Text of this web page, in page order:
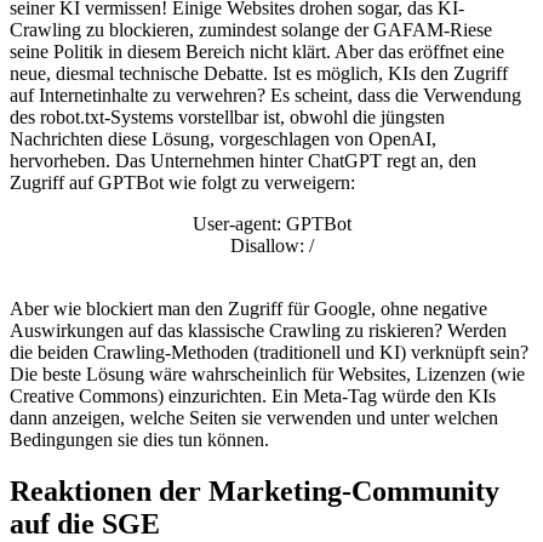
seiner KI vermissen! Einige Websites drohen sogar, das KI-
Crawling zu blockieren, zumindest solange der GAFAM-Riese
seine Politik in diesem Bereich nicht klärt. Aber das eröffnet eine
neue, diesmal technische Debatte. Ist es möglich, KIs den Zugriff
auf Internetinhalte zu verwehren? Es scheint, dass die Verwendung
des robot.txt-Systems vorstellbar ist, obwohl die jüngsten
Nachrichten diese Lösung, vorgeschlagen von OpenAI,
hervorheben. Das Unternehmen hinter ChatGPT regt an, den
Zugriff auf GPTBot wie folgt zu verweigern:
User-agent: GPTBot
Disallow: /
Aber wie blockiert man den Zugriff für Google, ohne negative
Auswirkungen auf das klassische Crawling zu riskieren? Werden
die beiden Crawling-Methoden (traditionell und KI) verknüpft sein?
Die beste Lösung wäre wahrscheinlich für Websites, Lizenzen (wie
Creative Commons) einzurichten. Ein Meta-Tag würde den KIs
dann anzeigen, welche Seiten sie verwenden und unter welchen
Bedingungen sie dies tun können.
Reaktionen der Marketing-Community
auf die SGE